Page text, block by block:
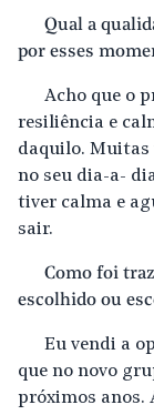
Qual a
por esses
Acho que o
resiliência e
daquilo. Muitas
no seu dia-a-
tiver calma e
sair.
Como foi
escolhido ou
Eu vendi a
que no novo
próximos anos.